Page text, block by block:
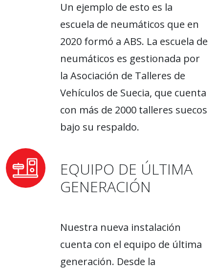
Un ejemplo de esto es la
escuela de neumáticos que en
2020 formó a ABS. La escuela de
neumáticos es gestionada por
la Asociación de Talleres de
Vehículos de Suecia, que cuenta
con más de 2000 talleres suecos
bajo su respaldo.
EQUIPO DE ÚLTIMA
GENERACIÓN
Nuestra nueva instalación
cuenta con el equipo de última
generación. Desde la